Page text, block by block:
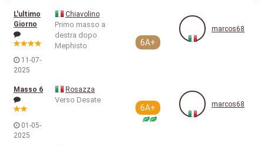
L'ultimo
Giorno
11-07-
2025
Chiavolino
Primo masso a
destra dopo
Mephisto
6A+
marcos68
Masso 6
01-05-
2025
Rosazza
Verso Desate
6A+ marcos68